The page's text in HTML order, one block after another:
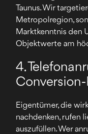
Taunus. Wir
Metropolregion,
Marktkenntnis den
Objektwerte am
4.
Eigentümer, die
nachdenken, rufen
auszufüllen. Wer